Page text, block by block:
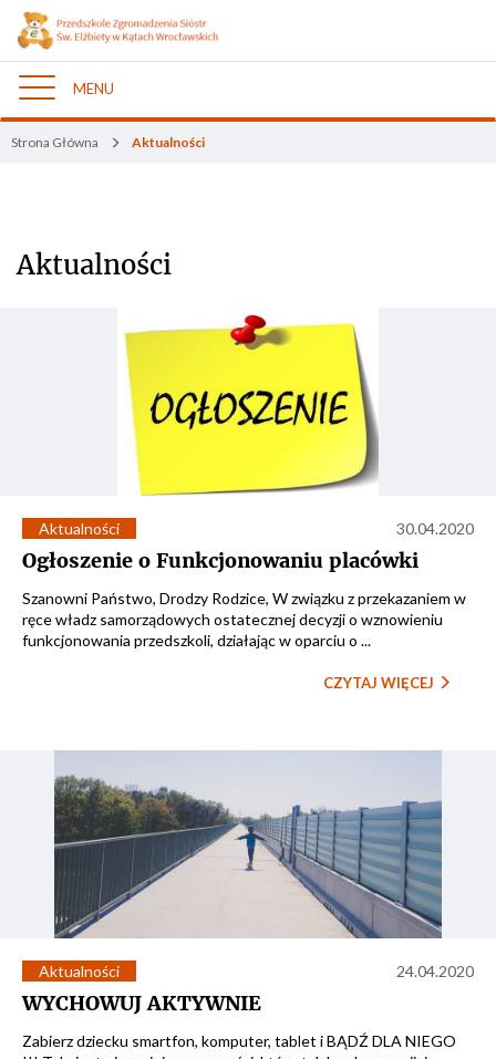
Nawigacja
MENU
Strona Główna Aktualności
Aktualności
Aktualności 30.04.2020
Ogłoszenie o Funkcjonowaniu placówki
Szanowni Państwo, Drodzy Rodzice, W związku z przekazaniem w
ręce władz samorządowych ostatecznej decyzji o wznowieniu
funkcjonowania przedszkoli, działając w oparciu o ...
CZYTAJ WIĘCEJ
Aktualności 24.04.2020
WYCHOWUJ AKTYWNIE
Zabierz dziecku smartfon, komputer, tablet i BĄDŹ DLA NIEGO